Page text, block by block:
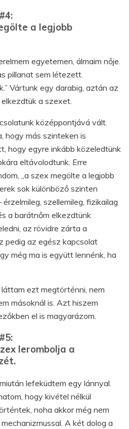
a legjobb
egyetemen, álmaim nője.
pillanat sem létezett.
Vártunk egy darabig, aztán az
a szexet.
középpontjává vált.
hogy más szinteken is
hogy egyre inkább közeledtünk
eltávolodtunk. Erre
„a szex megölte a legjobb
sok különböző szinten
szellemileg, fizikailag
a barátnőm elkezdtünk
az rövidre zárta a
pedig az egész kapcsolat
még ma is együtt lennénk, ha
ezt megtörténni, nem
másoknál is. Azt hiszem
el is magyarázom.
lerombolja a
lefeküdtem egy lánnyal.
hogy kivétel nélkül
noha akkor még nem
A két dolog a